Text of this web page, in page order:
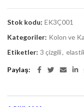
Stok kodu: EK3Ç001
Kategoriler: Kolon ve
Etiketler: 3 çizgili,
Paylaş